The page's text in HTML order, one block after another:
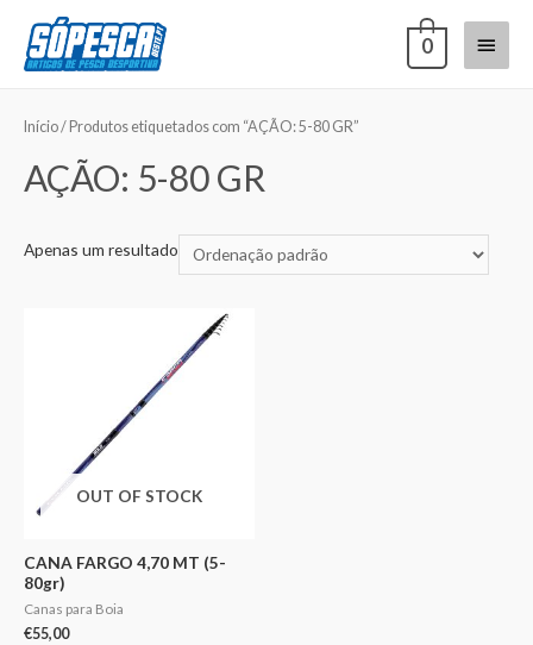
0
Início/ Produtos etiquetados com “AÇÃO: 5-80 GR”
AÇÃO: 5-80 GR
Apenas um resultado
OUT OF STOCK
CANA FARGO 4,70 MT (5-
80gr)
Canas para Boia
€55,00